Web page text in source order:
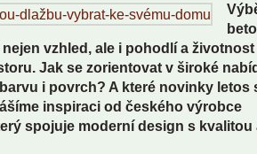
vzhled, ale i pohodlí a
Jak se zorientovat v široké
i povrch? A které novinky letos
inspiraci od českého výrobce
spojuje moderní design s kvalitou